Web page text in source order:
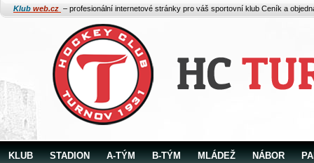
Klub web.cz – profesionální internetové stránky pro váš sportovní klub Ceník a
KLUB STADION A-TÝM B-TÝM MLÁDEŽ NÁBOR